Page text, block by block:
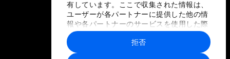
有しています。ここで収集された情報は、
ユーザーが各パートナーに提供した他の情
報や各パートナーのサービスを使用した際
に収集された情報と組み合わされ、各パー
トナーによって使用されることがありま
す。
拒否
プライバシーポリシーと利用規約